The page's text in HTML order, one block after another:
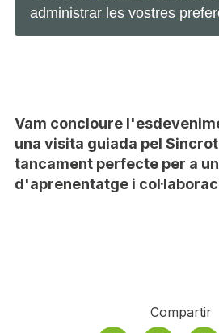
administrar les vostres
Vam concloure
una visita guiada pel
tancament perfecte per a
d'aprenentatge i
Compartir